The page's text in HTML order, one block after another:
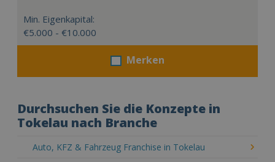
Min. Eigenkapital:
€5.000 - €10.000
Merken
Durchsuchen Sie die Konzepte in
Tokelau nach Branche
Auto, KFZ & Fahrzeug Franchise in Tokelau